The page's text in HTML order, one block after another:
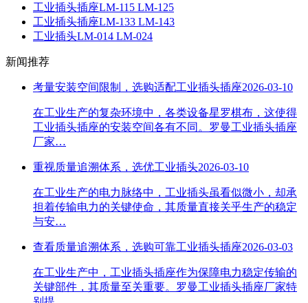
工业插头插座LM-115 LM-125
工业插头插座LM-133 LM-143
工业插头LM-014 LM-024
新闻推荐
考量安装空间限制，选购适配工业插头插座2026-03-10
在工业生产的复杂环境中，各类设备星罗棋布，这使得
工业插头插座的安装空间各有不同。罗曼工业插头插座
厂家…
重视质量追溯体系，选优工业插头2026-03-10
在工业生产的电力脉络中，工业插头虽看似微小，却承
担着传输电力的关键使命，其质量直接关乎生产的稳定
与安…
查看质量追溯体系，选购可靠工业插头插座2026-03-03
在工业生产中，工业插头插座作为保障电力稳定传输的
关键部件，其质量至关重要。罗曼工业插头插座厂家特